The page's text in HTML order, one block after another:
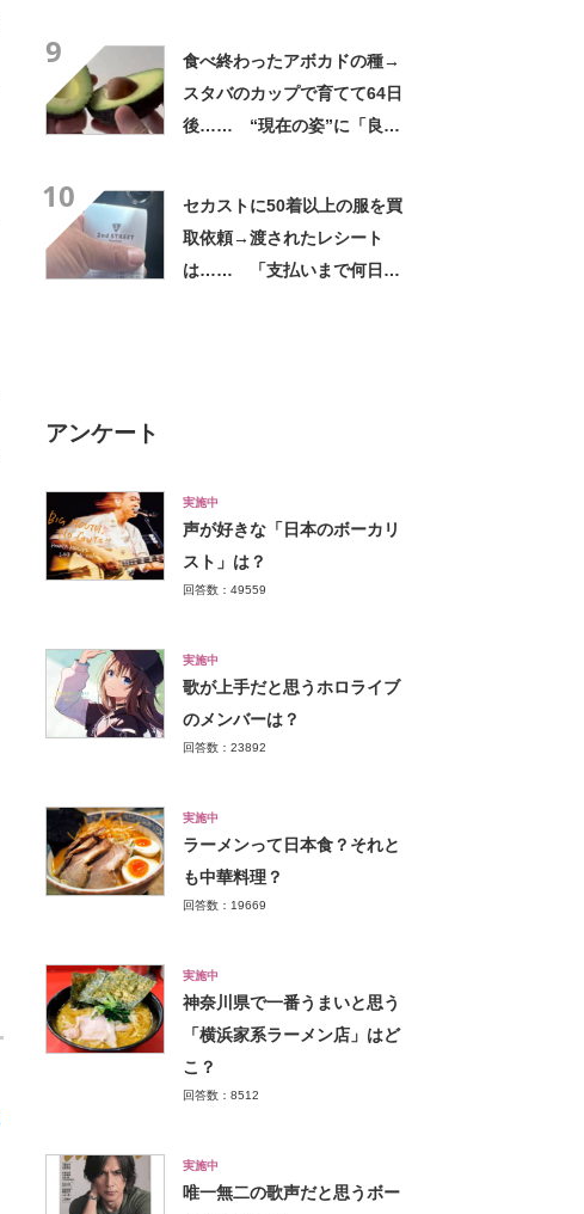
9
食べ終わったアボカドの種→
スタバのカップで育てて64日
後…… “現在の姿”に「良さ
10
セカストに50着以上の服を買
取依頼→渡されたレシート
は…… 「支払いまで何日か
アンケート
実施中
声が好きな「日本のボーカリ
スト」は？
回答数：49559
実施中
歌が上手だと思うホロライブ
のメンバーは？
回答数：23892
実施中
ラーメンって日本食？それと
も中華料理？
回答数：19669
実施中
神奈川県で一番うまいと思う
「横浜家系ラーメン店」はど
こ？
回答数：8512
実施中
唯一無二の歌声だと思うボー